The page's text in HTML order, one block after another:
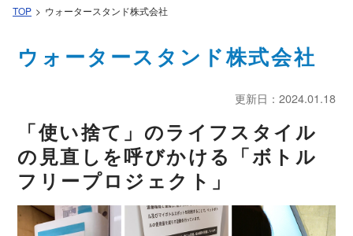
TOP ウォータースタンド株式会社
ウォータースタンド株式会社
更新日：2024.01.18
「使い捨て」のライフスタイル
の見直しを呼びかける「ボトル
フリープロジェクト」